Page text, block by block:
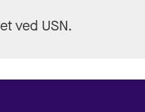
ved USN.